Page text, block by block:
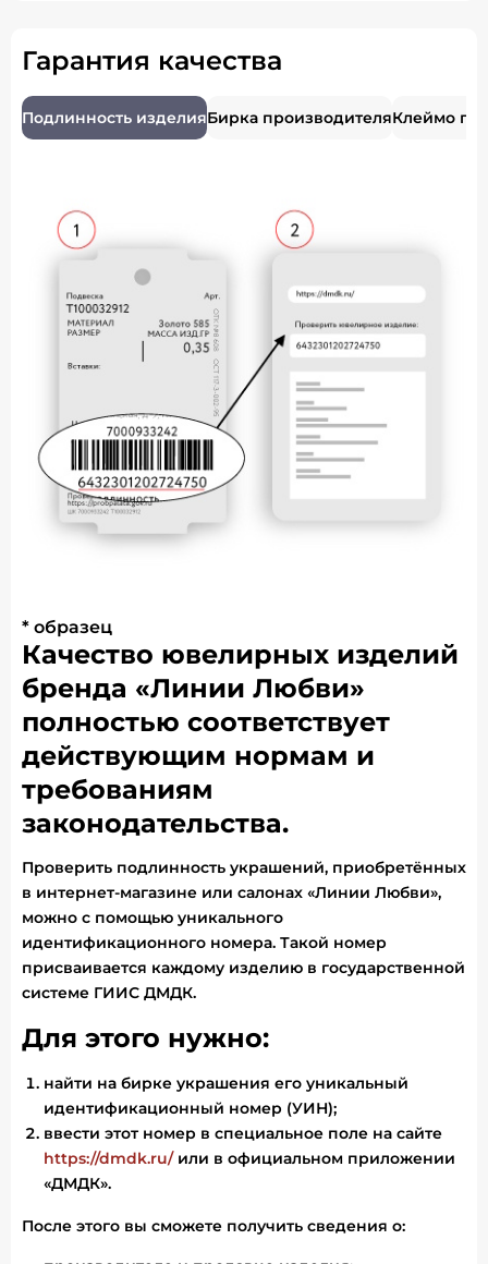
Гарантия качества
Подлинность изделияБирка производителяКлеймо
* образец
Качество ювелирных изделий
бренда «Линии Любви»
полностью соответствует
действующим нормам и
требованиям
законодательства.
Проверить подлинность украшений, приобретённых
в интернет-магазине или салонах «Линии Любви»,
можно с помощью уникального
идентификационного номера. Такой номер
присваивается каждому изделию в государственной
системе ГИИС ДМДК.
Для этого нужно:
найти на бирке украшения его уникальный
идентификационный номер (УИН);
ввести этот номер в специальное поле на сайте
https://dmdk.ru/или в официальном приложении
«ДМДК».
После этого вы сможете получить сведения о: